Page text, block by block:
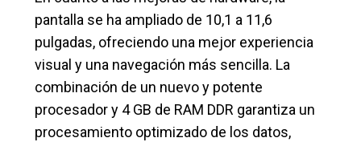
pantalla se ha ampliado de 10,1 a 11,6
pulgadas, ofreciendo una mejor experiencia
visual y una navegación más sencilla. La
combinación de un nuevo y potente
procesador y 4 GB de RAM DDR garantiza un
procesamiento optimizado de los datos,